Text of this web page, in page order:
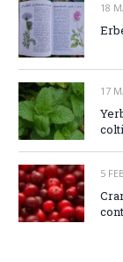
18
17
5